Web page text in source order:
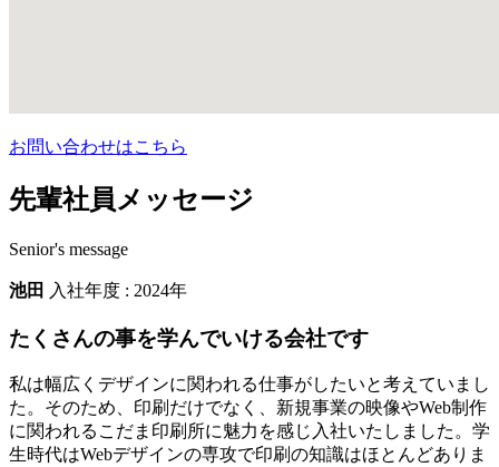
お問い合わせはこちら
先輩社員メッセージ
Senior's message
池田 入社年度 : 2024年
たくさんの事を学んでいける会社です
私は幅広くデザインに関われる仕事がしたいと考えていまし
た。そのため、印刷だけでなく、新規事業の映像やWeb制作
に関われるこだま印刷所に魅力を感じ入社いたしました。学
生時代はWebデザインの専攻で印刷の知識はほとんどありま